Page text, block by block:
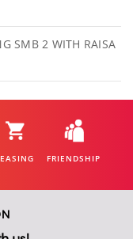
SMB 2 WITH RAISA
FRIENDSHIP